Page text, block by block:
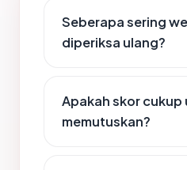
Seberapa sering
diperiksa ulang?
Apakah skor cukup
memutuskan?